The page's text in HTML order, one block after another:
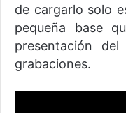
de cargarlo solo
pequeña base
presentación
grabaciones.